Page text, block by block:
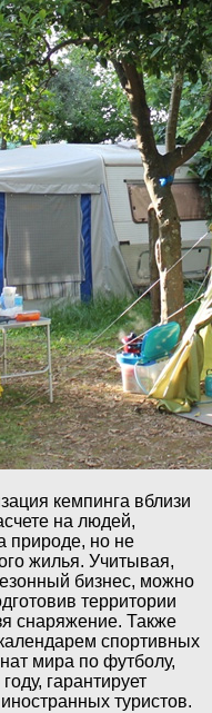
кемпинга вблизи
на людей,
природе, но не
жилья. Учитывая,
бизнес, можно
территории
снаряжение. Также
спортивных
мира по футболу,
гарантирует
туристов.